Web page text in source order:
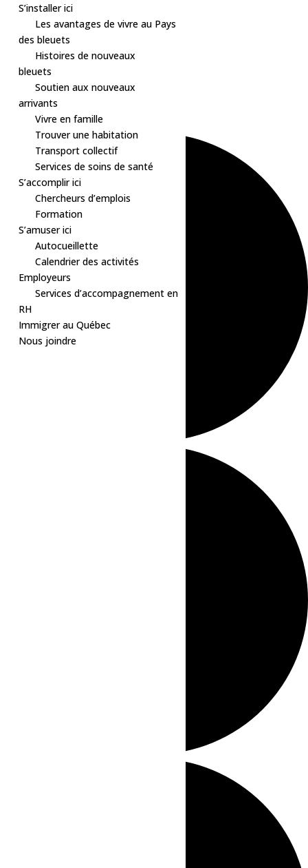
0 évènements found.
S’installer ici
Les avantages de vivre au Pays
des bleuets
Histoires de nouveaux
bleuets
Soutien aux nouveaux
arrivants
Vivre en famille
Trouver une habitation
Transport collectif
Services de soins de santé
S’accomplir ici
Chercheurs d’emplois
Formation
S’amuser ici
Autocueillette
Calendrier des activités
Employeurs
Services d’accompagnement en
RH
Immigrer au Québec
Nous joindre